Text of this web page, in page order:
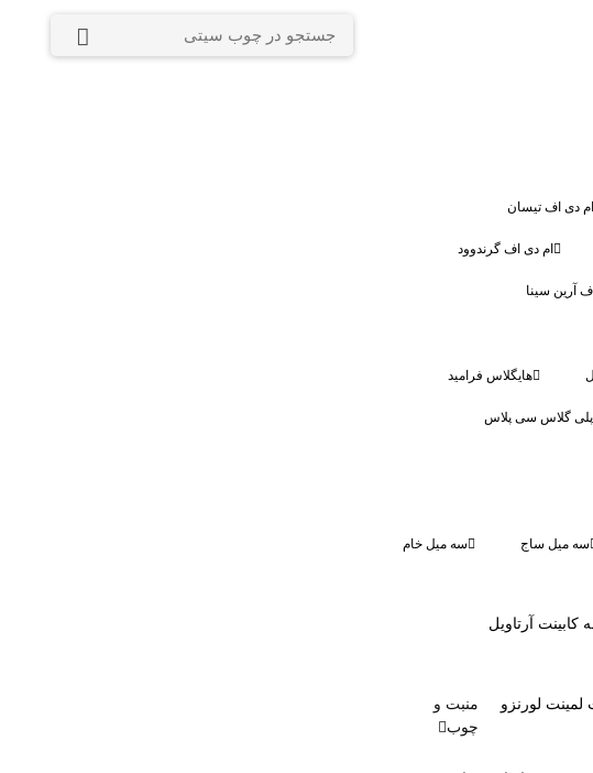
ام دی اف تیسان
ام دی اف گرندوود
آرین سینا
هایگلاس فرامید
پلی گلاس سی پلاس
سه میل ساج سه میل خام
کابینت آرتاویل
لمینت لورنزو
منبت و
چوب